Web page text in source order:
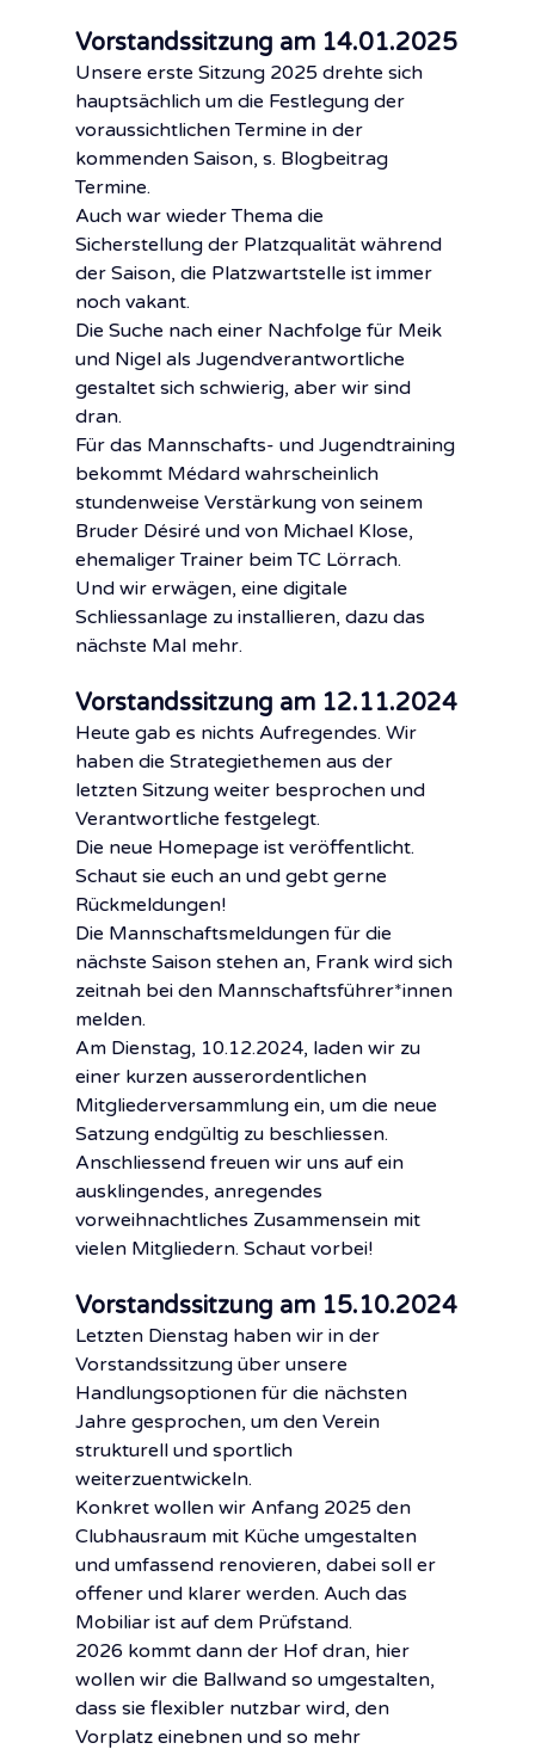
Vorstandssitzung am 14.01.2025
Unsere erste Sitzung 2025 drehte sich
hauptsächlich um die Festlegung der
voraussichtlichen Termine in der
kommenden Saison, s. Blogbeitrag
Termine.
Auch war wieder Thema die
Sicherstellung der Platzqualität während
der Saison, die Platzwartstelle ist immer
noch vakant.
Die Suche nach einer Nachfolge für Meik
und Nigel als Jugendverantwortliche
gestaltet sich schwierig, aber wir sind
dran.
Für das Mannschafts- und Jugendtraining
bekommt Médard wahrscheinlich
stundenweise Verstärkung von seinem
Bruder Désiré und von Michael Klose,
ehemaliger Trainer beim TC Lörrach.
Und wir erwägen, eine digitale
Schliessanlage zu installieren, dazu das
nächste Mal mehr.
Vorstandssitzung am 12.11.2024
Heute gab es nichts Aufregendes. Wir
haben die Strategiethemen aus der
letzten Sitzung weiter besprochen und
Verantwortliche festgelegt.
Die neue Homepage ist veröffentlicht.
Schaut sie euch an und gebt gerne
Rückmeldungen!
Die Mannschaftsmeldungen für die
nächste Saison stehen an, Frank wird sich
zeitnah bei den Mannschaftsführer*innen
melden.
Am Dienstag, 10.12.2024, laden wir zu
einer kurzen ausserordentlichen
Mitgliederversammlung ein, um die neue
Satzung endgültig zu beschliessen.
Anschliessend freuen wir uns auf ein
ausklingendes, anregendes
vorweihnachtliches Zusammensein mit
vielen Mitgliedern. Schaut vorbei!
Vorstandssitzung am 15.10.2024
Letzten Dienstag haben wir in der
Vorstandssitzung über unsere
Handlungsoptionen für die nächsten
Jahre gesprochen, um den Verein
strukturell und sportlich
weiterzuentwickeln.
Konkret wollen wir Anfang 2025 den
Clubhausraum mit Küche umgestalten
und umfassend renovieren, dabei soll er
offener und klarer werden. Auch das
Mobiliar ist auf dem Prüfstand.
2026 kommt dann der Hof dran, hier
wollen wir die Ballwand so umgestalten,
dass sie flexibler nutzbar wird, den
Vorplatz einebnen und so mehr